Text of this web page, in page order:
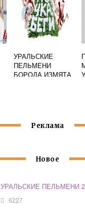
УРАЛЬСКИЕ
ПЕЛЬМЕНИ
БОРОДА ИЗМЯТА
Реклама
Новое
УРАЛЬСКИЕ ПЕЛЬМЕНИ
6227